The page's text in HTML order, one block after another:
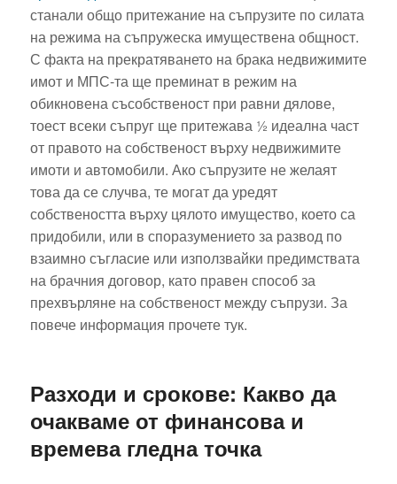
станали общо притежание на съпрузите по силата
на режима на съпружеска имуществена общност.
С факта на прекратяването на брака недвижимите
имот и МПС-та ще преминат в режим на
обикновена съсобственост при равни дялове,
тоест всеки съпруг ще притежава ½ идеална част
от правото на собственост върху недвижимите
имоти и автомобили. Ако съпрузите не желаят
това да се случва, те могат да уредят
собствеността върху цялото имущество, което са
придобили, или в споразумението за развод по
взаимно съгласие или използвайки предимствата
на брачния договор, като правен способ за
прехвърляне на собственост между съпрузи. За
повече информация прочете тук.
Разходи и срокове: Какво да
очакваме от финансова и
времева гледна точка